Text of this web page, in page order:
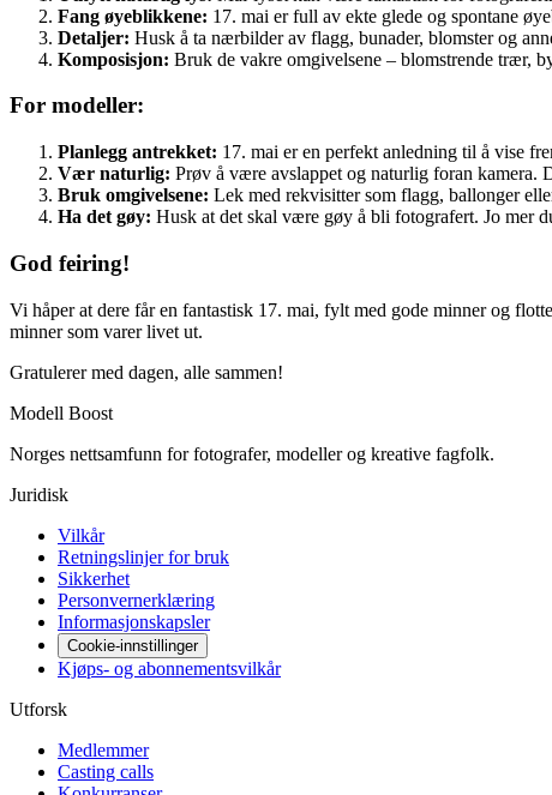
Fang øyeblikkene: 17. mai er full av ekte glede og spontane
Detaljer: Husk å ta nærbilder av flagg, bunader, blomster og
Komposisjon: Bruk de vakre omgivelsene – blomstrende trær,
For modeller:
Planlegg antrekket: 17. mai er en perfekt anledning til å vise
Vær naturlig: Prøv å være avslappet og naturlig foran kamera.
Bruk omgivelsene: Lek med rekvisitter som flagg, ballonger
Ha det gøy: Husk at det skal være gøy å bli fotografert. Jo mer
God feiring!
Vi håper at dere får en fantastisk 17. mai, fylt med gode minner og
minner som varer livet ut.
Gratulerer med dagen, alle sammen!
Modell Boost
Norges nettsamfunn for fotografer, modeller og kreative fagfolk.
Juridisk
Vilkår
Retningslinjer for bruk
Sikkerhet
Personvernerklæring
Informasjonskapsler
Cookie-innstillinger
Kjøps- og abonnementsvilkår
Utforsk
Medlemmer
Casting calls